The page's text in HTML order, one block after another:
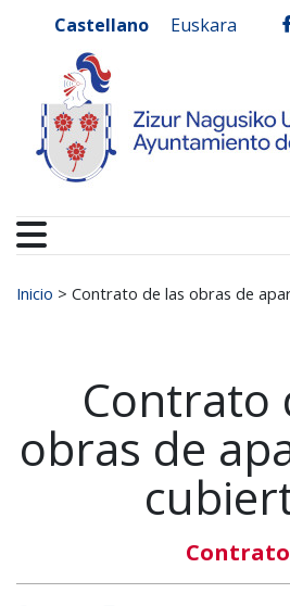
Castellano Euskara
Buscar:
Inicio > Contrato de las obras de
Contrato
obras de